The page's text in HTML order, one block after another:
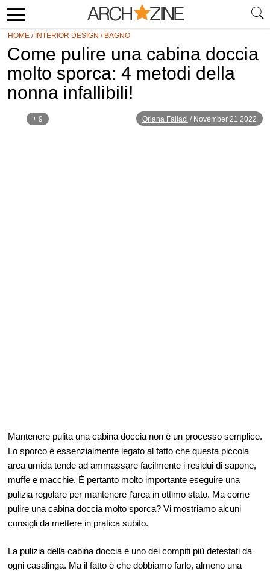
HOME / INTERIOR DESIGN / BAGNO
Come pulire una cabina doccia
molto sporca: 4 metodi della
nonna infallibili!
+ 9 Oriana Fallaci / November 21 2022
Mantenere pulita una cabina doccia non è un processo semplice.
Lo sporco è essenzialmente legato al fatto che questa piccola
area umida tende ad ammassare facilmente i residui di sapone,
muffe e macchie. È pertanto molto importante eseguire una
pulizia regolare per mantenere l’area in ottimo stato. Ma come
pulire una cabina doccia molto sporca? Vi mostriamo alcuni
consigli da mettere in pratica subito.
La pulizia della cabina doccia è uno dei compiti più detestati da
ogni casalinga. Ma il fatto è che dobbiamo farlo, almeno una